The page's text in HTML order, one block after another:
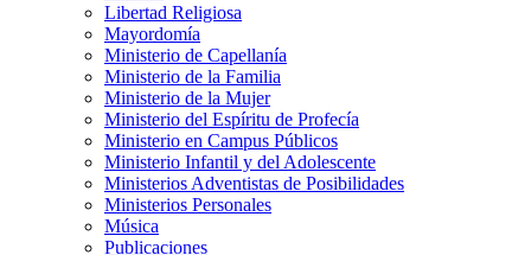
Libertad Religiosa
Mayordomía
Ministerio de Capellanía
Ministerio de la Familia
Ministerio de la Mujer
Ministerio del Espíritu de Profecía
Ministerio en Campus Públicos
Ministerio Infantil y del Adolescente
Ministerios Adventistas de Posibilidades
Ministerios Personales
Música
Publicaciones